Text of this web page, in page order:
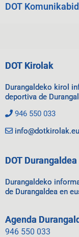
DOT
DOT Kirolak
Durangaldeko kirol
deportiva de
946 550 033
DOT Durangaldea
Durangaldeko
de Durangaldea en
Agenda
946 550 033